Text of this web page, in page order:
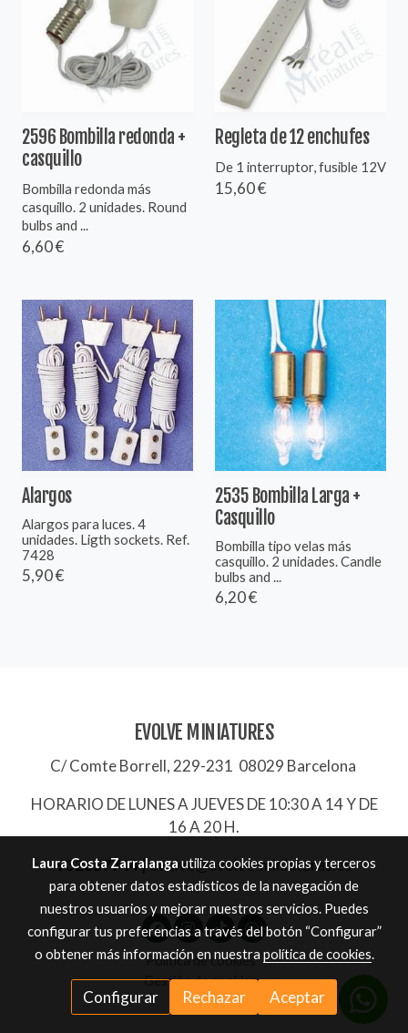
2596 Bombilla redonda +
casquillo
Bombilla redonda más
casquillo. 2 unidades. Round
bulbs and ...
6,60 €
Regleta de 12 enchufes
De 1 interruptor, fusible 12V
15,60 €
Alargos
Alargos para luces. 4
unidades. Ligth sockets. Ref.
7428
5,90 €
2535 Bombilla Larga +
Casquillo
Bombilla tipo velas más
casquillo. 2 unidades. Candle
bulbs and ...
6,20 €
EVOLVE MINIATURES
C/ Comte Borrell, 229-231 08029 Barcelona
HORARIO DE LUNES A JUEVES DE 10:30 A 14 Y DE
16 A 20 H.
932657744|evolve@evolve-miniatures.es
Política de cookies
Gestión de cookies
Laura Costa Zarralanga utiliza cookies propias y terceros
para obtener datos estadísticos de la navegación de
nuestros usuarios y mejorar nuestros servicios. Puedes
configurar tus preferencias a través del botón “Configurar”
o obtener más información en nuestra política de cookies.
Configurar Rechazar Aceptar